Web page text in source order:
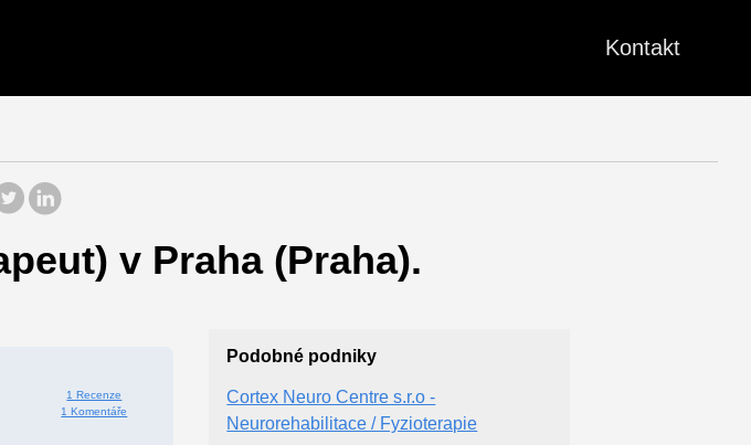
Kontakt
v Praha (Praha).
1 Recenze
1 Komentáře
Podobné podniky
Cortex Neuro Centre s.r.o -
Neurorehabilitace / Fyzioterapie